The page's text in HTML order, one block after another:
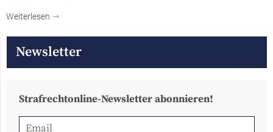
Weiterlesen
Newsletter
Strafrechtonline-Newsletter abonnieren!